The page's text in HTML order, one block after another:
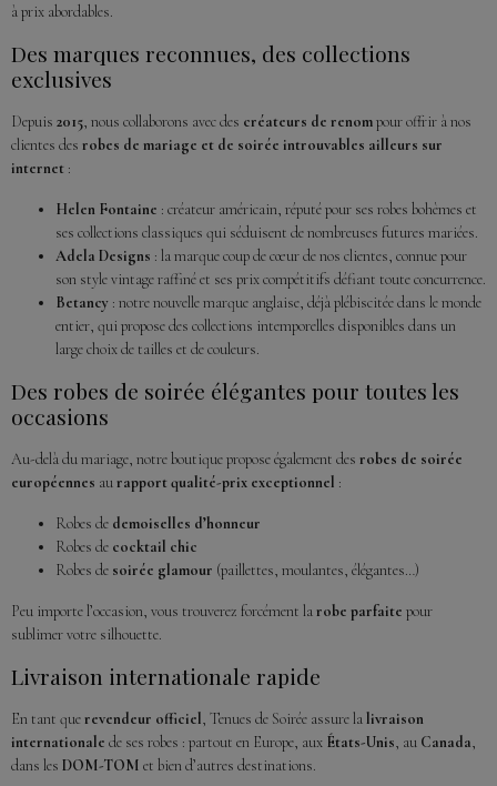
à prix abordables.
Des marques reconnues, des collections
exclusives
Depuis 2015, nous collaborons avec des créateurs de renompour offrir à nos
clientes des robes de mariage et de soirée introuvables ailleurs sur
internet :
Helen Fontaine : créateur américain, réputé pour ses robes bohèmes et
ses collections classiques qui séduisent de nombreuses futures mariées.
Adela Designs : la marque coup de cœur de nos clientes, connue pour
son style vintage raffiné et ses prix compétitifs défiant toute concurrence.
Betancy : notre nouvelle marque anglaise, déjà plébiscitée dans le monde
entier, qui propose des collections intemporelles disponibles dans un
large choix de tailles et de couleurs.
Des robes de soirée élégantes pour toutes les
occasions
Au-delà du mariage, notre boutique propose également des robes de soirée
européennes aurapport qualité-prix exceptionnel :
Robes de demoiselles d’honneur
Robes de cocktail chic
Robes de soirée glamour (paillettes, moulantes, élégantes…)
Peu importe l’occasion, vous trouverez forcément larobe parfaite pour
sublimer votre silhouette.
Livraison internationale rapide
En tant querevendeur officiel, Tenues de Soirée assure lalivraison
internationale de ses robes : partout en Europe, aux États-Unis, au Canada,
dans les DOM-TOM et bien d’autres destinations.